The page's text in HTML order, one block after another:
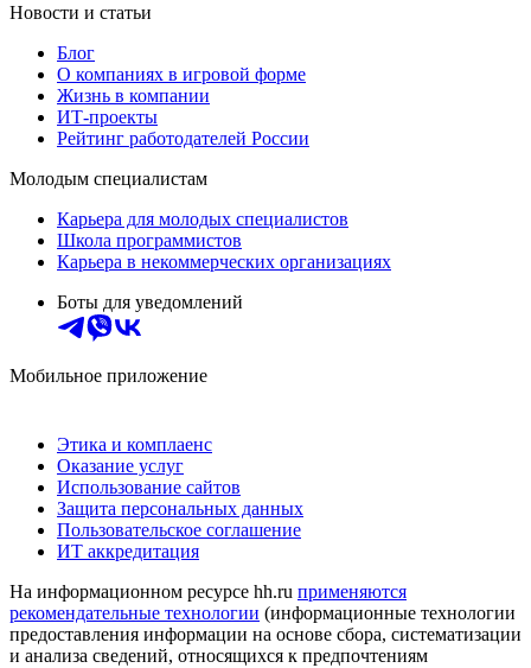
Новости и статьи
Блог
О компаниях в игровой форме
Жизнь в компании
ИТ-проекты
Рейтинг работодателей России
Молодым специалистам
Карьера для молодых специалистов
Школа программистов
Карьера в некоммерческих организациях
Боты для уведомлений
Мобильное приложение
Этика и комплаенс
Оказание услуг
Использование сайтов
Защита персональных данных
Пользовательское соглашение
ИТ аккредитация
На информационном ресурсе hh.ru применяются
рекомендательные технологии (информационные технологии
предоставления информации на основе сбора, систематизации
и анализа сведений, относящихся к предпочтениям